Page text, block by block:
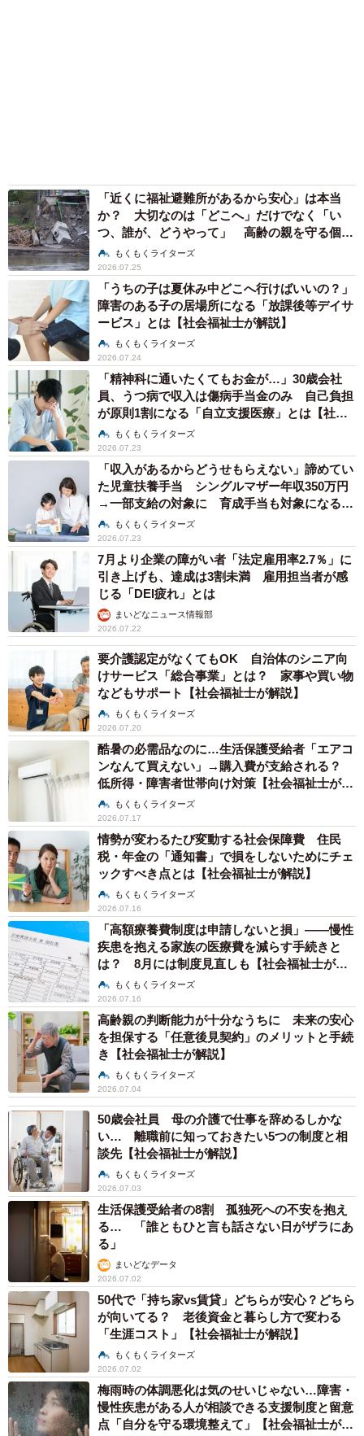
「近くに福祉避難所があるから安心」は本当
か？ 大切なのは「どこへ」だけでなく「い
つ、誰が、どうやって」 高齢の親を守る個別
避難計画【社会福祉士が解説】
もくもくライターズ
2026.07.25
「うちの子は夏休み中どこへ行けばいいの？」
障害のある子の居場所になる「放課後等デイサ
ービス」とは【社会福祉士が解説】
もくもくライターズ
2026.07.24
「精神科に通いたくてもお金が…」30歳会社
員、うつ病で収入は傷病手当金のみ 自己負担
が原則1割になる「自立支援医療」とは【社会
福祉士が解説】
もくもくライターズ
2026.07.23
「収入があるからどうせもらえない」諦めてい
た児童扶養手当 シングルマザー年収350万円
→一部支給の対象に 育成手当も対象になる場
合ありもくもくライターズ
2026.07.23
7月より企業の障がい者「法定雇用率2.7％」に
引き上げも、達成は3割未満 雇用担当者が感
じる「DEI疲れ」とは
まいどなニュース情報部
2026.07.22
要介護認定がなくてもOK 自治体のシニア向
けサービス「総合事業」とは？ 家事や買い物
などもサポート【社会福祉士が解説】
もくもくライターズ
2026.07.20
酷暑の必需品なのに…生活保護受給者「エアコ
ンなんて買えない」→購入費が支給される？
低所得・障害者世帯向け対策【社会福祉士が解
説】もくもくライターズ
2026.07.17
情勢が変わるたび変動する社会保障費 住民
税・年金の「通知書」で損をしないためにチェ
ックすべき点とは【社会福祉士が解説】
もくもくライターズ
2026.07.16
「高額療養費制度は申請しないと損」――慢性
疾患を抱える家族の医療費を減らす手続きと
は？ 8月には制度見直しも【社会福祉士が解
説】もくもくライターズ
2026.07.16
高齢親の判断能力が十分なうちに 未来の安心
を担保する「任意後見契約」のメリットと手続
き【社会福祉士が解説】
もくもくライターズ
2026.07.04
50歳会社員 母の介護で仕事を辞めるしかな
い… 離職前に知っておきたい5つの制度と相
談先【社会福祉士が解説】
もくもくライターズ
2026.07.03
生活保護受給者の8割 孤独死への不安を抱え
る… 「誰ともひと言も話さない日がザラにあ
る」
まいどなデータ
2026.07.02
50代で「持ち家vs賃貸」どちらが安心？どちら
が向いてる？ 老後資金と暮らし方で変わる
「生涯コスト」【社会福祉士が解説】
もくもくライターズ
2026.07.02
梅雨時の体調悪化は気のせいじゃない…障害・
慢性疾患がある人が相談できる支援制度と留意
点「自分を守る環境整えて」【社会福祉士が解